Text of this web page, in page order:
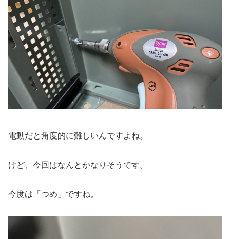
電動だと角度的に難しいんですよね。
けど、今回はなんとかなりそうです。
今度は「つめ」ですね。